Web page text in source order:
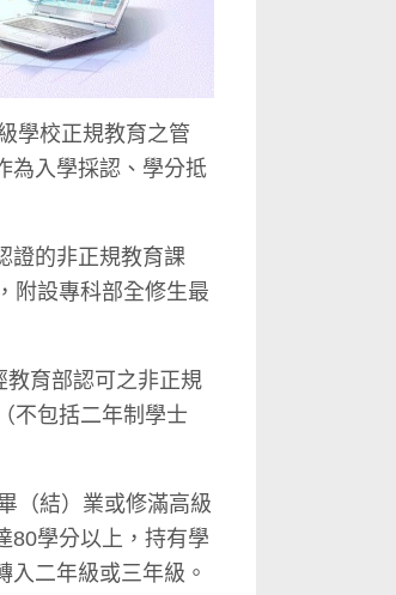
學校正規教育之管
為入學採認、學分抵
證的非正規教育課
附設專科部全修生最
教育部認可之非正規
不包括二年制學士
（結）業或修滿高級
80學分以上，持有學
二年級或三年級。